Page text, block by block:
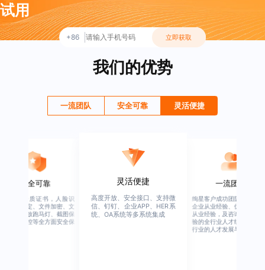
试用
+86 立即获取
我们的优势
一流团队 安全可靠 灵活便捷
安全可靠
业权威资质证书，人脸识
、设备绑定、文件加密、文
水印、播放跑马灯、截图保
、权限管控等全方面安全保
灵活便捷
高度开放、安全接口、支持微
信、钉钉、企业APP、HER系
统、OA系统等多系统集成
一流团队
绚星客户成功团队，由有多
企业从业经验、优秀培训机
从业经验，及咨询公司从业
验的全行业人才组成，涉猎
行业的人才发展与培养模块